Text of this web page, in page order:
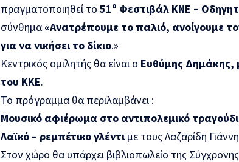
πραγματοποιηθεί το 51ο Φεστιβάλ ΚΝΕ –
σύνθημα«Ανατρέπουμε το παλιό, ανοίγουμε
για να νικήσει το δίκιο.»
Κεντρικός ομιλητής θα είναι ο Ευθύμης Δημάκης,
του ΚΚΕ.
Το πρόγραμμα θα περιλαμβάνει :
Μουσικό αφιέρωμα στο αντιπολεμικό τραγούδι
Λαϊκό – ρεμπέτικο γλέντιμε τους Λαζαρίδη
Στον χώρο θα υπάρχει βιβλιοπωλείο της